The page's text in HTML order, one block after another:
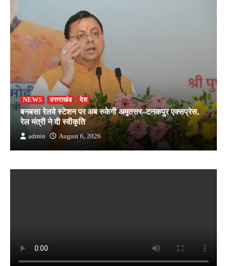
NEWS उत्तराखंड देश
बनबसा रेलवे स्टेशन पर अब रुकेगी अमृतसर–टनकपुर एक्सप्रेस,
रेल मंत्री ने दी स्वीकृति
admin August 6, 2026